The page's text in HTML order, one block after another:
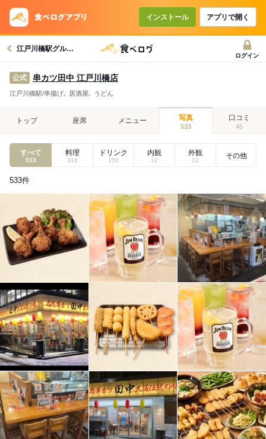
インストール アプリで開く
江戸川橋駅グルメへ
ログイン
公式 串カツ田中 江戸川橋店
江戸川橋駅/串揚げ､ 居酒屋､ うどん
トップ 座席 メニュー 写真
533
口コミ
45
すべて
533
料理
316
ドリンク
150
内観
12
外観
12
その他
533件